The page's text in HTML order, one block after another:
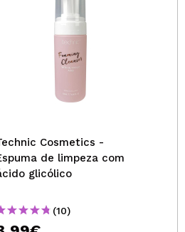
Cosmetics -
de limpeza com
glicólico
(10)